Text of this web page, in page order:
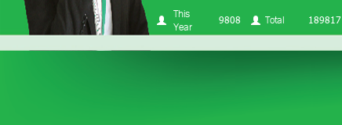
This
Year
9808 Total 189817